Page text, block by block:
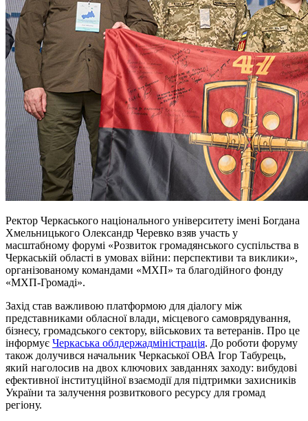
Ректор Черкаського національного університету імені Богдана
Хмельницького Олександр Черевко взяв участь у
масштабному форумі «Розвиток громадянського суспільства в
Черкаській області в умовах війни: перспективи та виклики»,
організованому командами «МХП» та благодійного фонду
«МХП-Громаді».
Захід став важливою платформою для діалогу між
представниками обласної влади, місцевого самоврядування,
бізнесу, громадського сектору, військових та ветеранів. Про це
інформує Черкаська облдержадміністрація. До роботи форуму
також долучився начальник Черкаської ОВА Ігор Табурець,
який наголосив на двох ключових завданнях заходу: вибудові
ефективної інституційної взаємодії для підтримки захисників
України та залучення розвиткового ресурсу для громад
регіону.